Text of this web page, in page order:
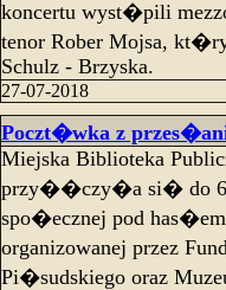
koncertu wyst�pili
tenor Rober Mojsa,
Schulz - Brzyska.
27-07-2018
Poczt�wka z
Miejska Biblioteka
przy��czy�a si� do
spo�ecznej pod
organizowanej przez
Pi�sudskiego oraz